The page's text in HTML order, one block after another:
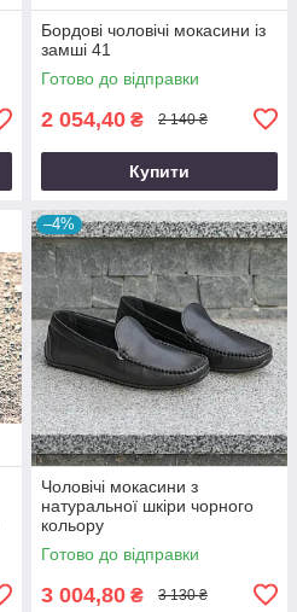
Бордові чоловічі мокасини із
замші 41
Готово до відправки
2 054,40 ₴ 2 140 ₴
Купити
–4%
Чоловічі мокасини з
натуральної шкіри чорного
кольору
Готово до відправки
3 004,80 ₴ 3 130 ₴